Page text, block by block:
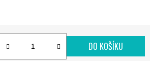
DO KOŠÍKU